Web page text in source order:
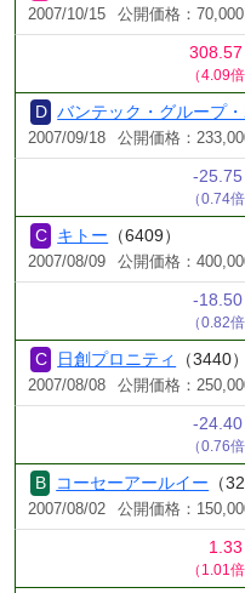
2007/10/15 公開価格：
308.57
（4.09倍
バンテック・グループ
2007/09/18 公開価格：
-25.75
（0.74倍
キトー （6409）
2007/08/09 公開価格：
-18.50
（0.82倍
日創プロニティ （3440）
2007/08/08 公開価格：
-24.40
（0.76倍
コーセーアールイー （
2007/08/02 公開価格：
1.33
（1.01倍